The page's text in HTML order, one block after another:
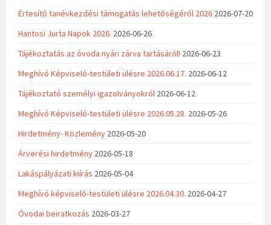
Értesítő tanévkezdési támogatás lehetőségéről 2026 2026-07-20
Hantosi Jurta Napok 2026. 2026-06-26
Tájékoztatás az óvoda nyári zárva tartásáról! 2026-06-23
Meghívó Képviselő-testületi ülésre 2026.06.17. 2026-06-12
Tájékoztató személyi igazolványokról 2026-06-12
Meghívó Képviselő-testületi ülésre 2026.05.28. 2026-05-26
Hirdetmény- Közlemény 2026-05-20
Árverési hirdetmény 2026-05-18
Lakáspályázati kiírás 2026-05-04
Meghívó képviselő-testületi ülésre 2026.04.30. 2026-04-27
Óvodai beiratkozás 2026-03-27